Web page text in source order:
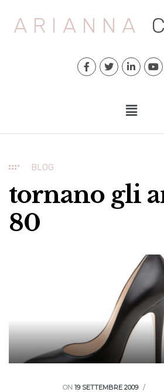
ARIANNA
BLOG
tornano gli
80
ON 19 SETTEMBRE 2009